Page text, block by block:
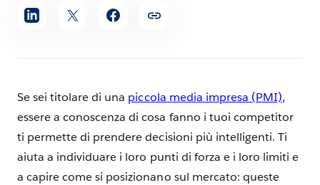
Condividi
l'articolo
Se sei titolare di una piccola media impresa (PMI),
essere a conoscenza di cosa fanno i tuoi competitor
ti permette di prendere decisioni più intelligenti. Ti
aiuta a individuare i loro punti di forza e i loro limiti e
a capire come si posizionano sul mercato: queste